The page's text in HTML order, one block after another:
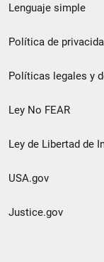
de
pie
de
página
Lenguaje simple
Política de
Políticas legales y
Ley No FEAR
Ley de Libertad de
USA.gov
Justice.gov